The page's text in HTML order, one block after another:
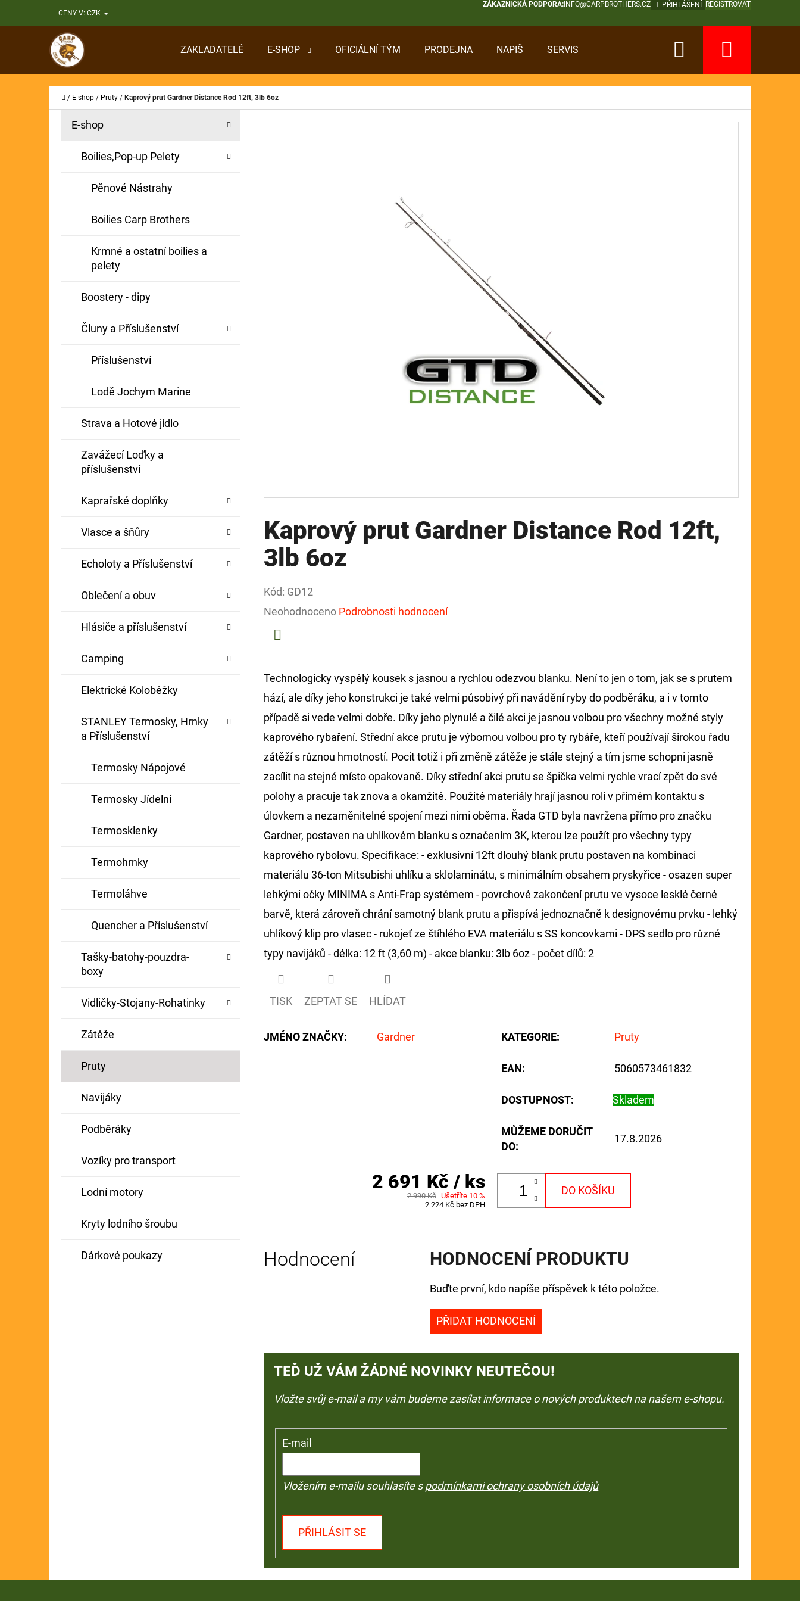
na
CENY V: CZK
ZÁKAZNICKÁ PODPORA:INFO@CARPBROTHERS.CZ PŘIHLÁŠENÍ REGISTROVAT
ZAKLADATELÉ E-SHOP OFICIÁLNÍ TÝM PRODEJNA NAPIŠ SERVIS Hledat
Domů
/ E-shop / Pruty / Kaprový prut Gardner Distance Rod 12ft, 3lb 6oz
Přeskočit
E-shop
Boilies,Pop-up Pelety
Pěnové Nástrahy
Boilies Carp Brothers
Krmné a ostatní boilies a
pelety
Boostery - dipy
Čluny a Příslušenství
Příslušenství
Lodě Jochym Marine
Strava a Hotové jídlo
Zavážecí Loďky a
příslušenství
Kaprařské doplňky
Vlasce a šňůry
Echoloty a Příslušenství
Oblečení a obuv
Hlásiče a příslušenství
Camping
Elektrické Koloběžky
STANLEY Termosky, Hrnky
a Příslušenství
Termosky Nápojové
Termosky Jídelní
Termosklenky
Termohrnky
Termoláhve
Quencher a Příslušenství
Tašky-batohy-pouzdra-
boxy
Vidličky-Stojany-Rohatinky
Zátěže
Pruty
Navijáky
Podběráky
Vozíky pro transport
Lodní motory
Kryty lodního šroubu
Dárkové poukazy
Kaprový prut Gardner Distance Rod 12ft,
3lb 6oz
Kód: GD12
Průměrné
hodnocení
Neohodnoceno Podrobnosti hodnocení
Technologicky vyspělý kousek s jasnou a rychlou odezvou blanku. Není to jen o tom, jak se s prutem
hází, ale díky jeho konstrukci je také velmi působivý při navádění ryby do podběráku, a i v tomto
případě si vede velmi dobře. Díky jeho plynulé a čilé akci je jasnou volbou pro všechny možné styly
kaprového rybaření. Střední akce prutu je výbornou volbou pro ty rybáře, kteří používají širokou řadu
zátěží s různou hmotností. Pocit totiž i při změně zátěže je stále stejný a tím jsme schopni jasně
zacílit na stejné místo opakovaně. Díky střední akci prutu se špička velmi rychle vrací zpět do své
polohy a pracuje tak znova a okamžitě. Použité materiály hrají jasnou roli v přímém kontaktu s
úlovkem a nezaměnitelné spojení mezi nimi oběma. Řada GTD byla navržena přímo pro značku
Gardner, postaven na uhlíkovém blanku s označením 3K, kterou lze použít pro všechny typy
kaprového rybolovu. Specifikace: - exklusivní 12ft dlouhý blank prutu postaven na kombinaci
materiálu 36-ton Mitsubishi uhlíku a sklolaminátu, s minimálním obsahem pryskyřice - osazen super
lehkými očky MINIMA s Anti-Frap systémem - povrchové zakončení prutu ve vysoce lesklé černé
barvě, která zároveň chrání samotný blank prutu a přispívá jednoznačně k designovému prvku - lehký
uhlíkový klip pro vlasec - rukojeť ze štíhlého EVA materiálu s SS koncovkami - DPS sedlo pro různé
typy navijáků - délka: 12 ft (3,60 m) - akce blanku: 3lb 6oz - počet dílů: 2
TISK ZEPTAT SE HLÍDAT
JMÉNO ZNAČKY: Gardner KATEGORIE: Pruty
EAN: 5060573461832
DOSTUPNOST: Skladem
MŮŽEME DORUČIT
DO:
17.8.2026
2 691 Kč / ks
2 990 Kč Ušetříte 10 %
2 224 Kč bez DPH
DO KOŠÍKU
Hodnocení HODNOCENÍ PRODUKTU
Buďte první, kdo napíše příspěvek k této položce.
PŘIDAT HODNOCENÍ
TEĎ UŽ VÁM ŽÁDNÉ NOVINKY NEUTEČOU!
Vložte svůj e-mail a my vám budeme zasílat informace o nových produktech na našem e-shopu.
E-mail
Vložením e-mailu souhlasíte spodmínkami ochrany osobních údajů
PŘIHLÁSIT SE
O
Í
Zpět
do
obchodu
Zpět
do
obchodu
CO POTŘEBUJETE NAJÍT?
HLEDAT
BOILIE RIG PLUS 25LB
Původně: 79 Kč
FOX CARP SUB FLOAT
225 Kč